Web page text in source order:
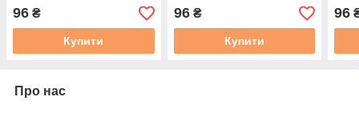
96 ₴
Купити
смоли
96₴
Купити
96
Про нас